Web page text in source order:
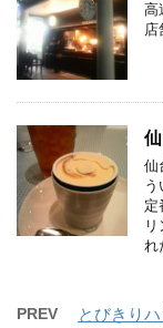
高
店
仙
う
定
れ
PREV とびきり